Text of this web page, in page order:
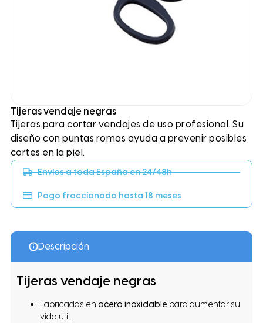
Tijeras vendaje negras
Tijeras para cortar vendajes de uso profesional. Su
diseño con puntas romas ayuda a prevenir posibles
cortes en la piel.
Envíos a toda España en 24/48h
Pago fraccionado hasta 18 meses
Descripción
Tijeras vendaje negras
Fabricadas en acero inoxidablepara aumentar su
vida útil.